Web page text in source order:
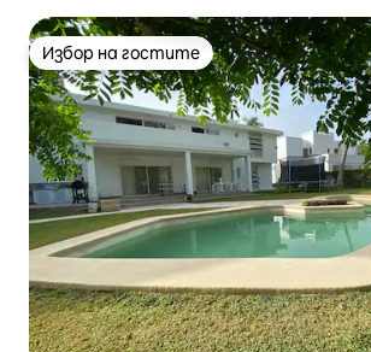
Избор на гостите
Избор на гостите